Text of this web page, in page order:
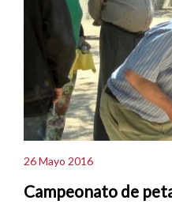
26 Mayo 2016
Campeonato de